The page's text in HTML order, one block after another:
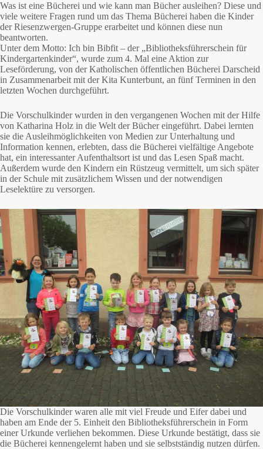
Was ist eine Bücherei und wie kann man Bücher ausleihen? Diese und
viele weitere Fragen rund um das Thema Bücherei haben die Kinder
der Riesenzwergen-Gruppe erarbeitet und können diese nun
beantworten.
Unter dem Motto: Ich bin Bibfit – der „Bibliotheksführerschein für
Kindergartenkinder“, wurde zum 4. Mal eine Aktion zur
Leseförderung, von der Katholischen öffentlichen Bücherei Darscheid
in Zusammenarbeit mit der Kita Kunterbunt, an fünf Terminen in den
letzten Wochen durchgeführt.
Die Vorschulkinder wurden in den vergangenen Wochen mit der Hilfe
von Katharina Holz in die Welt der Bücher eingeführt. Dabei lernten
sie die Ausleihmöglichkeiten von Medien zur Unterhaltung und
Information kennen, erlebten, dass die Bücherei vielfältige Angebote
hat, ein interessanter Aufenthaltsort ist und das Lesen Spaß macht.
Außerdem wurde den Kindern ein Rüstzeug vermittelt, um sich später
in der Schule mit zusätzlichem Wissen und der notwendigen
Leselektüre zu versorgen.
Die Vorschulkinder waren alle mit viel Freude und Eifer dabei und
haben am Ende der 5. Einheit den Bibliotheksführerschein in Form
einer Urkunde verliehen bekommen. Diese Urkunde bestätigt, dass sie
die Bücherei kennengelernt haben und sie selbstständig nutzen dürfen.